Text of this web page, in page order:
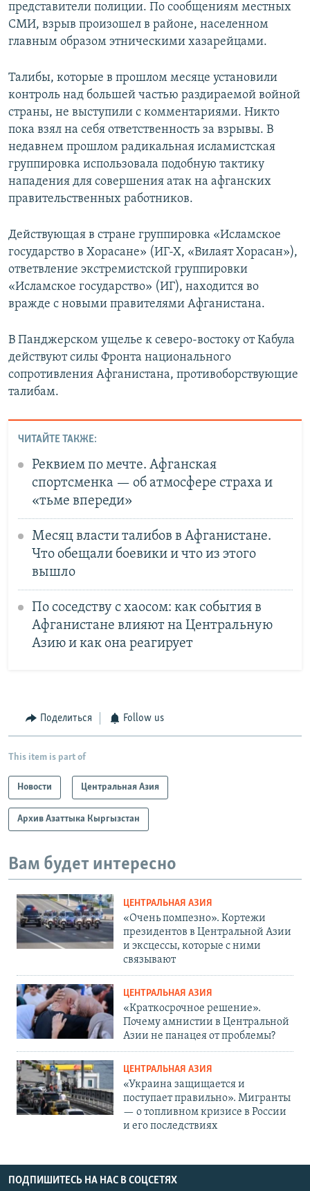
представители полиции. По сообщениям местных
СМИ, взрыв произошел в районе, населенном
главным образом этническими хазарейцами.
Талибы, которые в прошлом месяце установили
контроль над большей частью раздираемой войной
страны, не выступили с комментариями. Никто
пока взял на себя ответственность за взрывы. В
недавнем прошлом радикальная исламистская
группировка использовала подобную тактику
нападения для совершения атак на афганских
правительственных работников.
Действующая в стране группировка «Исламское
государство в Хорасане» (ИГ-Х, «Вилаят Хорасан»),
ответвление экстремистской группировки
«Исламское государство» (ИГ), находится во
вражде с новыми правителями Афганистана.
В Панджерском ущелье к северо-востоку от Кабула
действуют силы Фронта национального
сопротивления Афганистана, противоборствующие
талибам.
ЧИТАЙТЕ ТАКЖЕ:
Реквием по мечте. Афганская
спортсменка — об атмосфере страха и
«тьме впереди»
Месяц власти талибов в Афганистане.
Что обещали боевики и что из этого
вышло
По соседству с хаосом: как события в
Афганистане влияют на Центральную
Азию и как она реагирует
Поделиться Follow us
This item is part of
Новости Центральная Азия
Архив Азаттыка Кыргызстан
Вам будет интересно
ЦЕНТРАЛЬНАЯ АЗИЯ
«Очень помпезно». Кортежи
президентов в Центральной Азии
и эксцессы, которые с ними
связывают
ЦЕНТРАЛЬНАЯ АЗИЯ
«Краткосрочное решение».
Почему амнистии в Центральной
Азии не панацея от проблемы?
ЦЕНТРАЛЬНАЯ АЗИЯ
«Украина защищается и
поступает правильно». Мигранты
— о топливном кризисе в России
и его последствиях
ПОДПИШИТЕСЬ НА НАС В СОЦСЕТЯХ